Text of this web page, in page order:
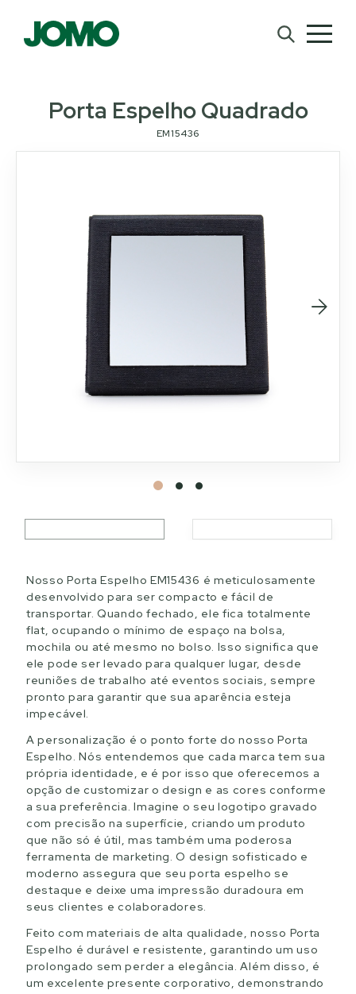
Porta Espelho Quadrado
EM15436
Nosso Porta Espelho EM15436 é meticulosamente
desenvolvido para ser compacto e fácil de
transportar. Quando fechado, ele fica totalmente
flat, ocupando o mínimo de espaço na bolsa,
mochila ou até mesmo no bolso. Isso significa que
ele pode ser levado para qualquer lugar, desde
reuniões de trabalho até eventos sociais, sempre
pronto para garantir que sua aparência esteja
impecável.
A personalização é o ponto forte do nosso Porta
Espelho. Nós entendemos que cada marca tem sua
própria identidade, e é por isso que oferecemos a
opção de customizar o design e as cores conforme
a sua preferência. Imagine o seu logotipo gravado
com precisão na superfície, criando um produto
que não só é útil, mas também uma poderosa
ferramenta de marketing. O design sofisticado e
moderno assegura que seu porta espelho se
destaque e deixe uma impressão duradoura em
seus clientes e colaboradores.
Feito com materiais de alta qualidade, nosso Porta
Espelho é durável e resistente, garantindo um uso
prolongado sem perder a elegância. Além disso, é
um excelente presente corporativo, demonstrando